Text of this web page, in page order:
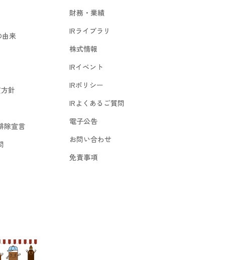
来
針
除宣言
財務・業績
IRライブラリ
株式情報
IRイベント
IRポリシー
IRよくあるご質問
電子公告
お問い合わせ
免責事項